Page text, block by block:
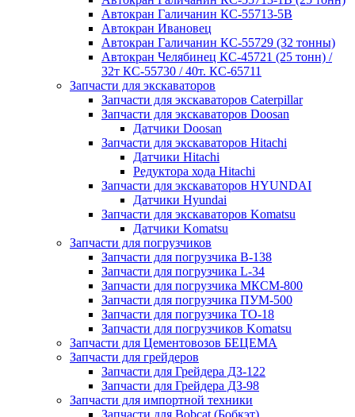
Автокран Галичанин КС-55713-5В
Автокран Ивановец
Автокран Галичанин КС-55729 (32 тонны)
Автокран Челябинец КС-45721 (25 тонн) /
32т КС-55730 / 40т. КС-65711
Запчасти для экскаваторов
Запчасти для экскаваторов Caterpillar
Запчасти для экскаваторов Doosan
Датчики Doosan
Запчасти для экскаваторов Hitachi
Датчики Hitachi
Редуктора хода Hitachi
Запчасти для экскаваторов HYUNDAI
Датчики Hyundai
Запчасти для экскаваторов Komatsu
Датчики Komatsu
Запчасти для погрузчиков
Запчасти для погрузчика B-138
Запчасти для погрузчика L-34
Запчасти для погрузчика МКСМ-800
Запчасти для погрузчика ПУМ-500
Запчасти для погрузчика ТО-18
Запчасти для погрузчиков Komatsu
Запчасти для Цементовозов БЕЦЕМА
Запчасти для грейдеров
Запчасти для Грейдера ДЗ-122
Запчасти для Грейдера ДЗ-98
Запчасти для импортной техники
Запчасти для Bobcat (Бобкэт)